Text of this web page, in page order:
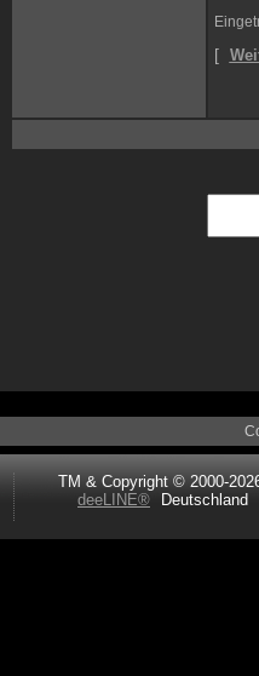
[
TM & Copyright © 2000-
deeLINE®
Deutschland